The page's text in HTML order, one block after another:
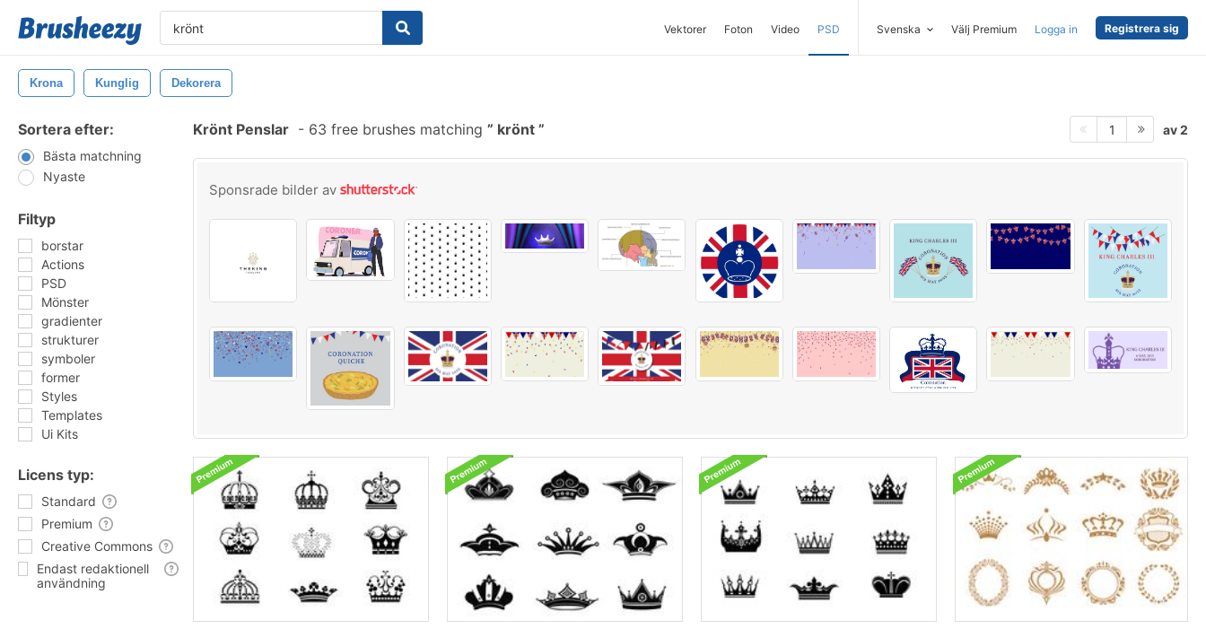
Vektorer Foton Video PSD Svenska Välj Premium Logga in Registrera sig
Krona Kunglig Dekorera
Sortera efter:
Bästa matchning
Nyaste
Filtyp
borstar
Actions
PSD
Mönster
gradienter
strukturer
symboler
former
Styles
Templates
Ui Kits
Licens typ:
Standard
Premium
Creative Commons
Endast redaktionell
användning
Krönt Penslar - 63 free brushes matching krönt 1 av 2
Sponsrade bilder av